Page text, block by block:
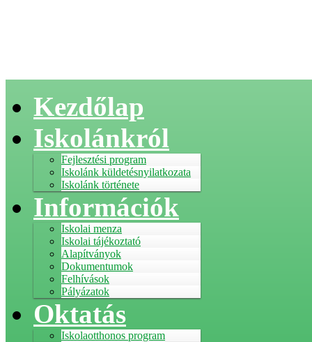
Kezdőlap
Iskolánkról
Fejlesztési program
Iskolánk küldetésnyilatkozata
Iskolánk története
Információk
Iskolai menza
Iskolai tájékoztató
Alapítványok
Dokumentumok
Felhívások
Pályázatok
Oktatás
Iskolaotthonos program